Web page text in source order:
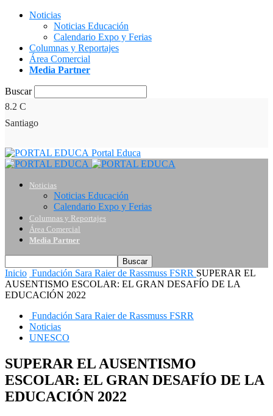
Noticias
Noticias Educación
Calendario Expo y Ferias
Columnas y Reportajes
Área Comercial
Media Partner
Buscar
8.2 C
Santiago
Portal Educa
Noticias
Noticias Educación
Calendario Expo y Ferias
Columnas y Reportajes
Área Comercial
Media Partner
Inicio Fundación Sara Raier de Rassmuss FSRR SUPERAR EL
AUSENTISMO ESCOLAR: EL GRAN DESAFÍO DE LA
EDUCACIÓN 2022
Fundación Sara Raier de Rassmuss FSRR
Noticias
UNESCO
SUPERAR EL AUSENTISMO
ESCOLAR: EL GRAN DESAFÍO DE LA
EDUCACIÓN 2022